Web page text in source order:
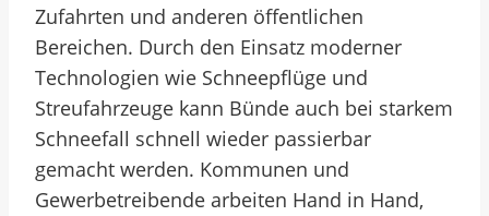
Zufahrten und anderen öffentlichen
Bereichen. Durch den Einsatz moderner
Technologien wie Schneepflüge und
Streufahrzeuge kann Bünde auch bei starkem
Schneefall schnell wieder passierbar
gemacht werden. Kommunen und
Gewerbetreibende arbeiten Hand in Hand,